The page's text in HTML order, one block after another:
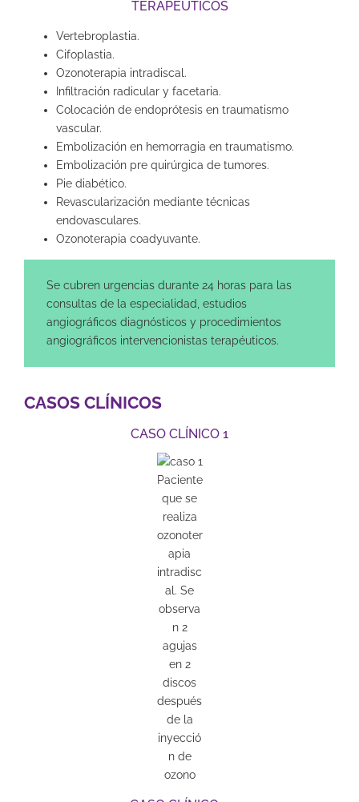
TERAPÉUTICOS
Vertebroplastia.
Cifoplastia.
Ozonoterapia intradiscal.
Infiltración radicular y facetaria.
Colocación de endoprótesis en traumatismo
vascular.
Embolización en hemorragia en traumatismo.
Embolización pre quirúrgica de tumores.
Pie diabético.
Revascularización mediante técnicas
endovasculares.
Ozonoterapia coadyuvante.
Se cubren urgencias durante 24 horas para las
consultas de la especialidad, estudios
angiográficos diagnósticos y procedimientos
angiográficos intervencionistas terapéuticos.
CASOS CLÍNICOS
CASO CLÍNICO 1
Paciente
que se
realiza
ozonoter
apia
intradisc
al. Se
observa
n 2
agujas
en 2
discos
después
de la
inyecció
n de
ozono